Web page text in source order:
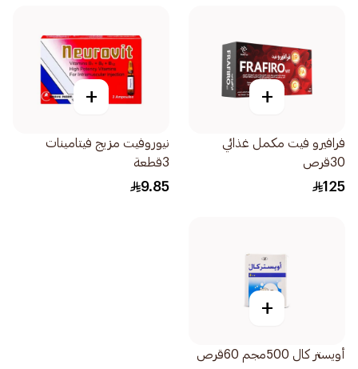
+
فرافيرو فيت مكمل غذائي
30قرص
125
+
نيوروفيت مزيج فيتامينات
3قطعة
9.85
+
أويستر كال 500مجم 60قرص